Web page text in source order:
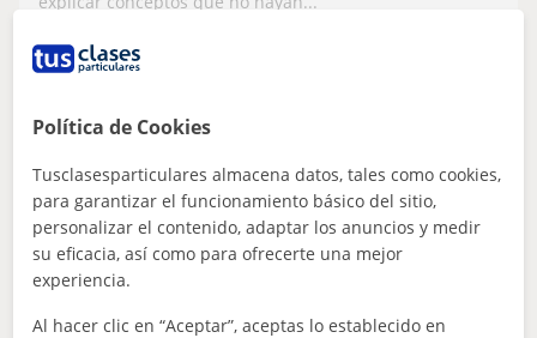
Ana
★ 4,8 (6 valoraciones)
Política de Cookies
Tusclasesparticulares almacena datos, tales como cookies,
para garantizar el funcionamiento básico del sitio,
personalizar el contenido, adaptar los anuncios y medir
su eficacia, así como para ofrecerte una mejor
experiencia.
Al hacer clic en “Aceptar”, aceptas lo establecido en